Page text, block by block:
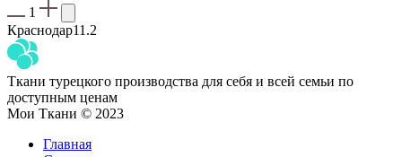
1
Краснодар11.2
Ткани турецкого производства для себя и всей семьи по
доступным ценам
Мои Ткани © 2023
Главная